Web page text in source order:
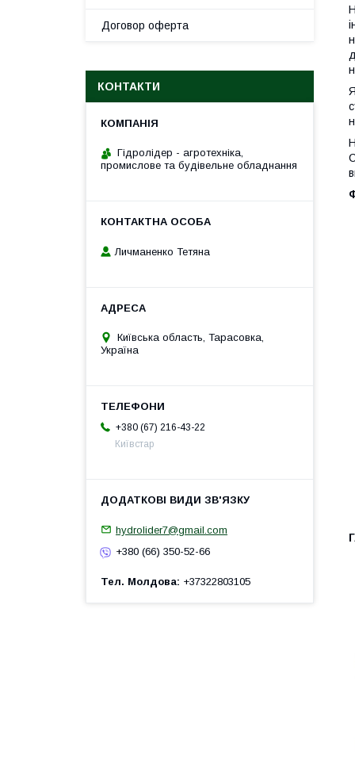
Договор оферта
КОНТАКТИ
Гідролідер - агротехніка,
промислове та будівельне обладнання
Личманенко Тетяна
Київська область, Тарасовка,
Україна
+380 (67) 216-43-22
Київстар
hydrolider7@gmail.com
+380 (66) 350-52-66
Тел. Молдова +37322803105